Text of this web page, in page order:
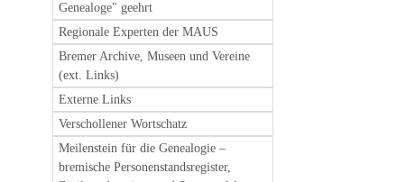
Genealoge" geehrt
Regionale Experten der MAUS
Bremer Archive, Museen und Vereine
(ext. Links)
Externe Links
Verschollener Wortschatz
Meilenstein für die Genealogie –
bremische Personenstandsregister,